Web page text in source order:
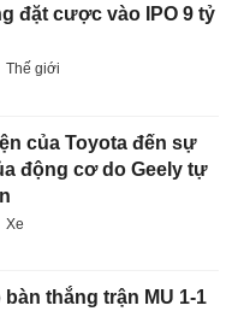
đặt cược vào IPO 9 tỷ
Thế giới
của Toyota đến sự
động cơ do Geely tự
Xe
bàn thắng trận MU 1-1